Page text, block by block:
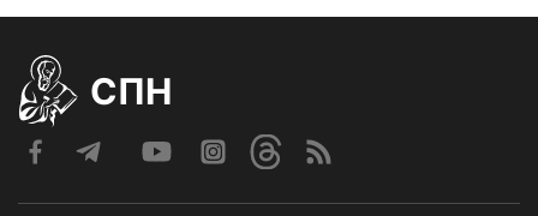
СПН